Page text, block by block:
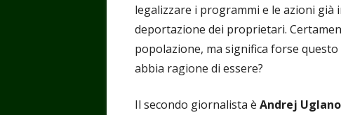
legalizzare i programmi e le azioni già
deportazione dei proprietari.
popolazione, ma significa forse
abbia ragione di essere?
Il secondo giornalista è Andrej